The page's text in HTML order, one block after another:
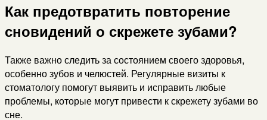
Как предотвратить повторение
сновидений о скрежете зубами?
Также важно следить за состоянием своего здоровья,
особенно зубов и челюстей. Регулярные визиты к
стоматологу помогут выявить и исправить любые
проблемы, которые могут привести к скрежету зубами во
сне.